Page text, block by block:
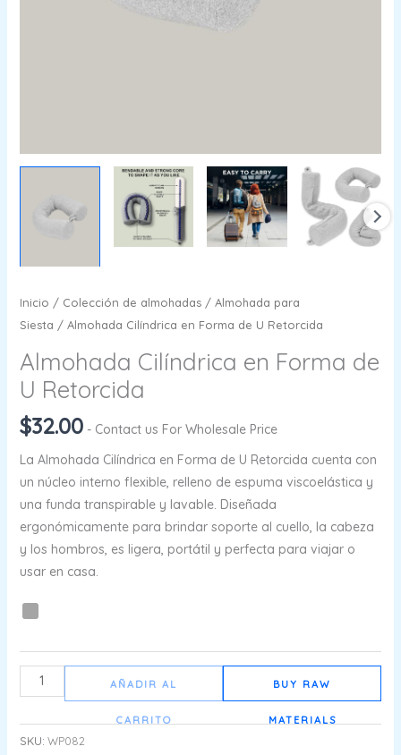
Inicio / Colección de almohadas/ Almohada para
Siesta / Almohada Cilíndrica en Forma de U Retorcida
Almohada Cilíndrica en Forma de
U Retorcida
$32.00 - Contact us For Wholesale Price
La Almohada Cilíndrica en Forma de U Retorcida cuenta con
un núcleo interno flexible, relleno de espuma viscoelástica y
una funda transpirable y lavable. Diseñada
ergonómicamente para brindar soporte al cuello, la cabeza
y los hombros, es ligera, portátil y perfecta para viajar o
usar en casa.
AÑADIR AL
CARRITO
BUY RAW
MATERIALS
SKU: WP082